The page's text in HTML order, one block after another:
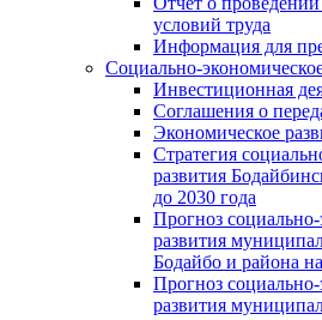
условий труда
Информация для
Социально-
Инвестиционная
Соглашения о
Экономическое
Стратегия
развития
до 2030 года
Прогноз
развития
Бодайбо и района
Прогноз
развития